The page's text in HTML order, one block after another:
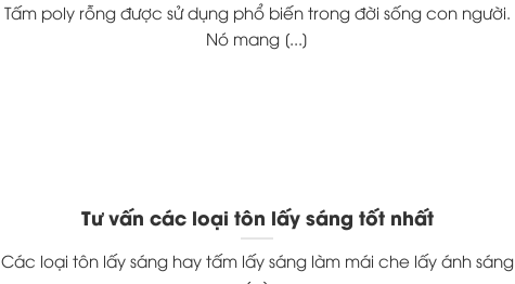
Tấm poly rỗng được sử dụng phổ biến trong đời sống con người.
Nó mang [...]
Tư vấn các loại tôn lấy sáng tốt nhất
Các loại tôn lấy sáng hay tấm lấy sáng làm mái che lấy ánh sáng